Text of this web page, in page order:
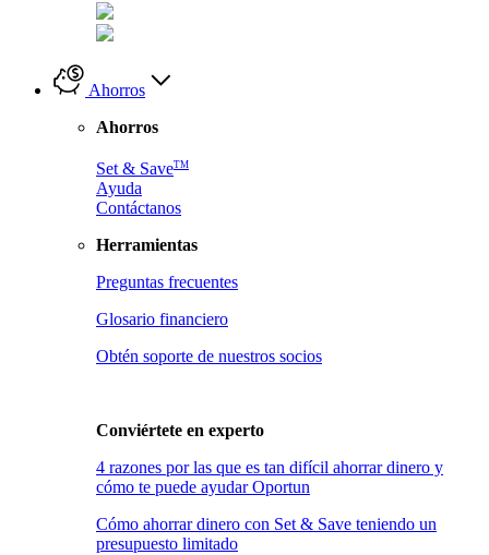
Ahorros
Ahorros
Set & SaveTM
Ayuda
Contáctanos
Herramientas
Preguntas frecuentes
Glosario financiero
Obtén soporte de nuestros socios
Conviértete en experto
4 razones por las que es tan difícil ahorrar dinero y
cómo te puede ayudar Oportun
Cómo ahorrar dinero con Set & Save teniendo un
presupuesto limitado